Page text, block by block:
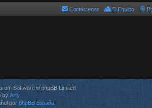
El Equipo
Contáctenos
Software © phpBB Limited
by Arty
por phpBB España